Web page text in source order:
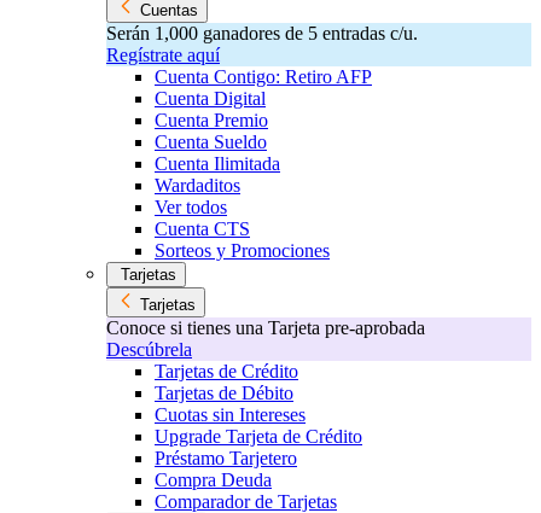
Cuentas
Serán 1,000 ganadores de 5 entradas c/u.
Regístrate aquí
Cuenta Contigo: Retiro AFP
Cuenta Digital
Cuenta Premio
Cuenta Sueldo
Cuenta Ilimitada
Wardaditos
Ver todos
Cuenta CTS
Sorteos y Promociones
Tarjetas
Tarjetas
Conoce si tienes una Tarjeta pre-aprobada
Descúbrela
Tarjetas de Crédito
Tarjetas de Débito
Cuotas sin Intereses
Upgrade Tarjeta de Crédito
Préstamo Tarjetero
Compra Deuda
Comparador de Tarjetas